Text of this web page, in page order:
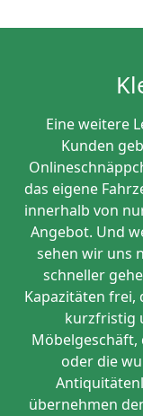
Eine weitere
Kunden
das eigene
innerhalb von
Angebot. Und
sehen wir uns
schneller
Kapazitäten frei,
kurzfristig
Möbelgeschäft,
oder die
übernehmen